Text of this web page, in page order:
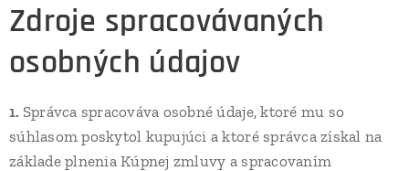
Zdroje spracovávaných
osobných údajov
1. Správca spracováva osobné údaje, ktoré mu so
súhlasom poskytol kupujúci a ktoré správca získal na
základe plnenia Kúpnej zmluvy a spracovaním